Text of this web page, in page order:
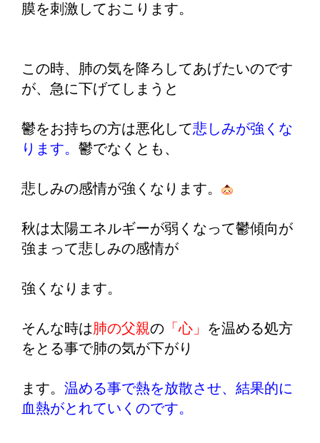
膜を刺激しておこります。
この時、肺の気を降ろしてあげたいのです
が、急に下げてしまうと
鬱をお持ちの方は悪化して悲しみが強くな
ります。 鬱でなくとも、
悲しみの感情が強くなります。
秋は太陽エネルギーが弱くなって鬱傾向が
強まって悲しみの感情が
強くなります。
そんな時は肺の父親の 「心」 を温める処方
をとる事で肺の気が下がり
ます。 温める事で熱を放散させ、結果的に
血熱がとれていくのです。